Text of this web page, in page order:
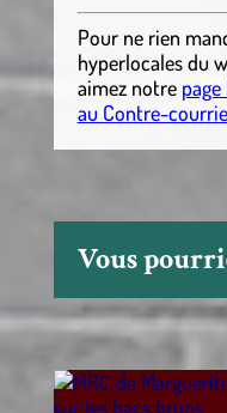
Pour ne rien
hyperlocalesdu
aimez notre page
au Contre-
Vous